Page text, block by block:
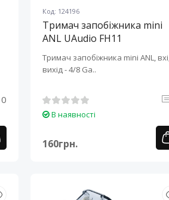
0
Код: 124196
Тримач запобіжника mini
ANL UAudio FH11
Тримач запобіжника mini ANL,
вихід - 4/8 Ga..
В наявності
160грн.